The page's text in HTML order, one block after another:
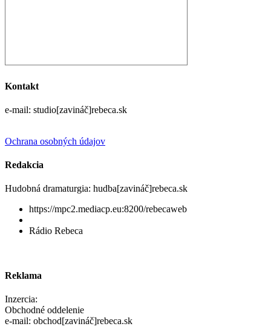
Kontakt
e-mail: studio[zavináč]rebeca.sk
Ochrana osobných údajov
Redakcia
Hudobná dramaturgia: hudba[zavináč]rebeca.sk
https://mpc2.mediacp.eu:8200/rebecaweb
Rádio Rebeca
Reklama
Inzercia:
Obchodné oddelenie
e-mail: obchod[zavináč]rebeca.sk